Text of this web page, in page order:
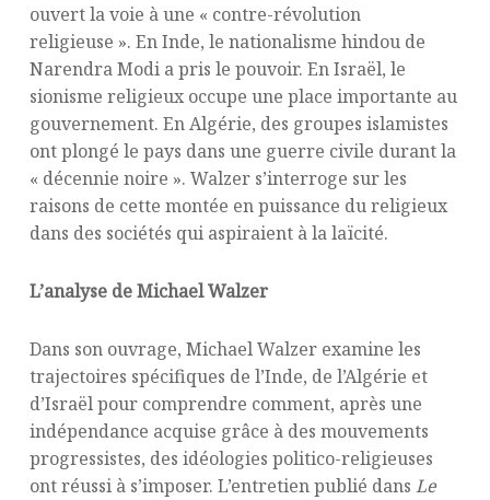
ouvert la voie à une « contre-révolution
religieuse ». En Inde, le nationalisme hindou de
Narendra Modi a pris le pouvoir. En Israël, le
sionisme religieux occupe une place importante au
gouvernement. En Algérie, des groupes islamistes
ont plongé le pays dans une guerre civile durant la
« décennie noire ». Walzer s’interroge sur les
raisons de cette montée en puissance du religieux
dans des sociétés qui aspiraient à la laïcité.
L’analyse de Michael Walzer
Dans son ouvrage, Michael Walzer examine les
trajectoires spécifiques de l’Inde, de l’Algérie et
d’Israël pour comprendre comment, après une
indépendance acquise grâce à des mouvements
progressistes, des idéologies politico-religieuses
ont réussi à s’imposer. L’entretien publié dans Le